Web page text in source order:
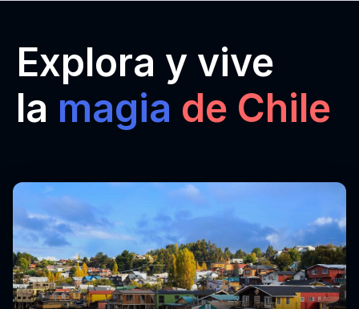
Explora y vive
la magia de Chile